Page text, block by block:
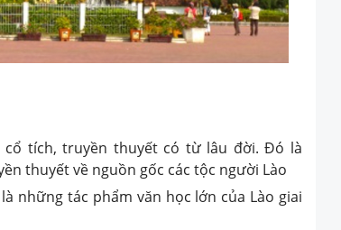
tích, truyền thuyết có từ lâu đời. Đó là
thuyết về nguồn gốc các tộc người Lào
những tác phẩm văn học lớn của Lào giai